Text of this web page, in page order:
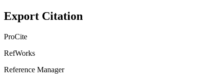
Export Citation
ProCite
RefWorks
Reference Manager